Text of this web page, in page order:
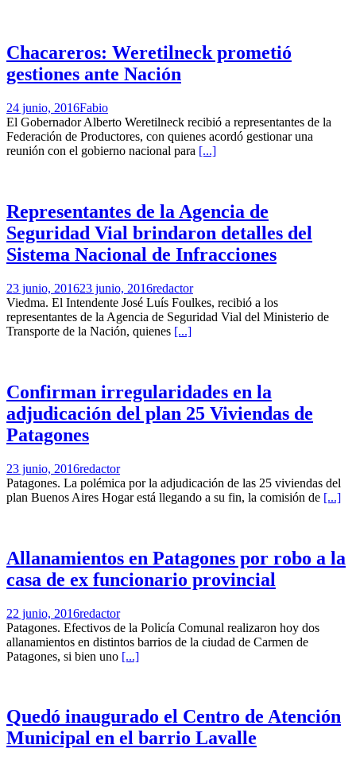
Chacareros: Weretilneck prometió
gestiones ante Nación
24 junio, 2016Fabio
El Gobernador Alberto Weretilneck recibió a representantes de la
Federación de Productores, con quienes acordó gestionar una
reunión con el gobierno nacional para [...]
Representantes de la Agencia de
Seguridad Vial brindaron detalles del
Sistema Nacional de Infracciones
23 junio, 201623 junio, 2016redactor
Viedma. El Intendente José Luís Foulkes, recibió a los
representantes de la Agencia de Seguridad Vial del Ministerio de
Transporte de la Nación, quienes [...]
Confirman irregularidades en la
adjudicación del plan 25 Viviendas de
Patagones
23 junio, 2016redactor
Patagones. La polémica por la adjudicación de las 25 viviendas del
plan Buenos Aires Hogar está llegando a su fin, la comisión de [...]
Allanamientos en Patagones por robo a la
casa de ex funcionario provincial
22 junio, 2016redactor
Patagones. Efectivos de la Policía Comunal realizaron hoy dos
allanamientos en distintos barrios de la ciudad de Carmen de
Patagones, si bien uno [...]
Quedó inaugurado el Centro de Atención
Municipal en el barrio Lavalle